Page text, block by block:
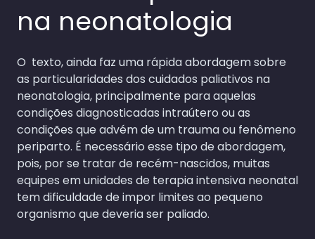
na neonatologia
O texto, ainda faz uma rápida abordagem sobre
as particularidades dos cuidados paliativos na
neonatologia, principalmente para aquelas
condições diagnosticadas intraútero ou as
condições que advém de um trauma ou fenômeno
periparto. É necessário esse tipo de abordagem,
pois, por se tratar de recém-nascidos, muitas
equipes em unidades de terapia intensiva neonatal
tem dificuldade de impor limites ao pequeno
organismo que deveria ser paliado.